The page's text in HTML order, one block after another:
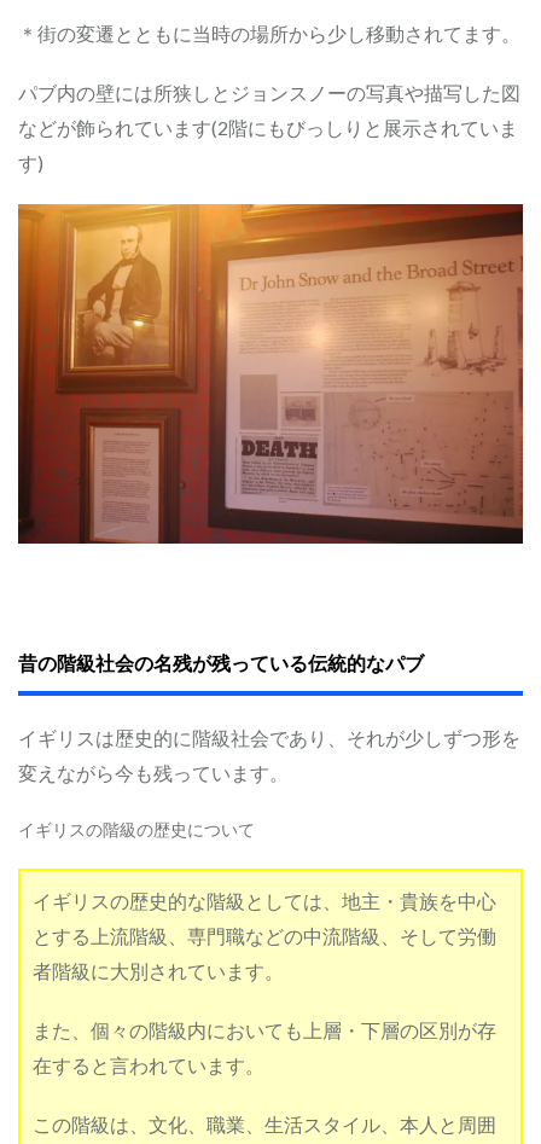
＊街の変遷とともに当時の場所から少し移動されてます。
パブ内の壁には所狭しとジョンスノーの写真や描写した図
などが飾られています(2階にもびっしりと展示されていま
す)
昔の階級社会の名残が残っている伝統的なパブ
イギリスは歴史的に階級社会であり、それが少しずつ形を
変えながら今も残っています。
イギリスの階級の歴史について
イギリスの歴史的な階級としては、地主・貴族を中心
とする上流階級、専門職などの中流階級、そして労働
者階級に大別されています。
また、個々の階級内においても上層・下層の区別が存
在すると言われています。
この階級は、文化、職業、生活スタイル、本人と周囲